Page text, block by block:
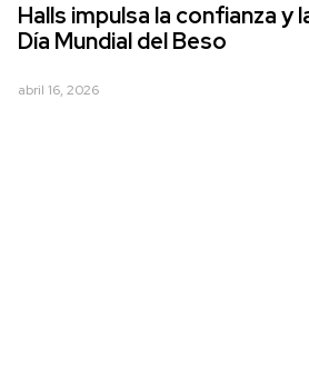
Halls impulsa la confianza y
Día Mundial del Beso
abril 16, 2026